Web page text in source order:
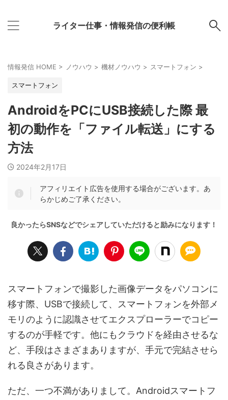
ライター仕事・情報発信の便利帳
情報発信 HOME > ノウハウ > 機材ノウハウ > スマートフォン >
スマートフォン
AndroidをPCにUSB接続した際 最
初の動作を「ファイル転送」にする
方法
2024年2月17日
アフィリエイト広告を使用する場合がございます。あ
らかじめご了承ください。
スマートフォンで撮影した画像データをパソコンに
移す際、USBで接続して、スマートフォンを外部メ
モリのように認識させてエクスプローラーでコピー
するのが手軽です。他にもクラウドを経由させるな
ど、手段はさまざまありますが、手元で完結させら
れる良さがあります。
ただ、一つ不満がありまして。Androidスマートフ